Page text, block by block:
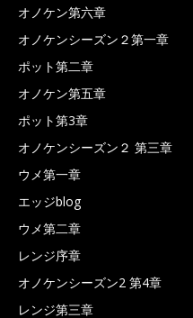
オノケン第六章
オノケンシーズン２第一章
ポット第二章
オノケン第五章
ポット第3章
オノケンシーズン２ 第三章
ウメ第一章
エッジblog
ウメ第二章
レンジ序章
オノケンシーズン2 第4章
レンジ第三章